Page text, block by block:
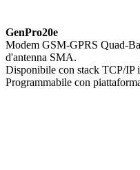
GenPro20e
Modem GSM-GPRS Quad-
d'antenna SMA.
Disponibile con stack TCP/IP
Programmabile con